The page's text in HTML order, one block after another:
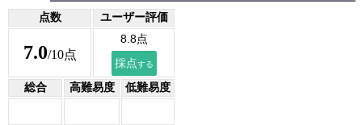
点数 ユーザー評価
7.0/10点
総合 高難易度 低難易度